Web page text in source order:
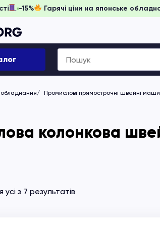
-15% Гарячі ціни на
Search
for:
Промислові прямострочні швейні
колонкова
з 7 результатів